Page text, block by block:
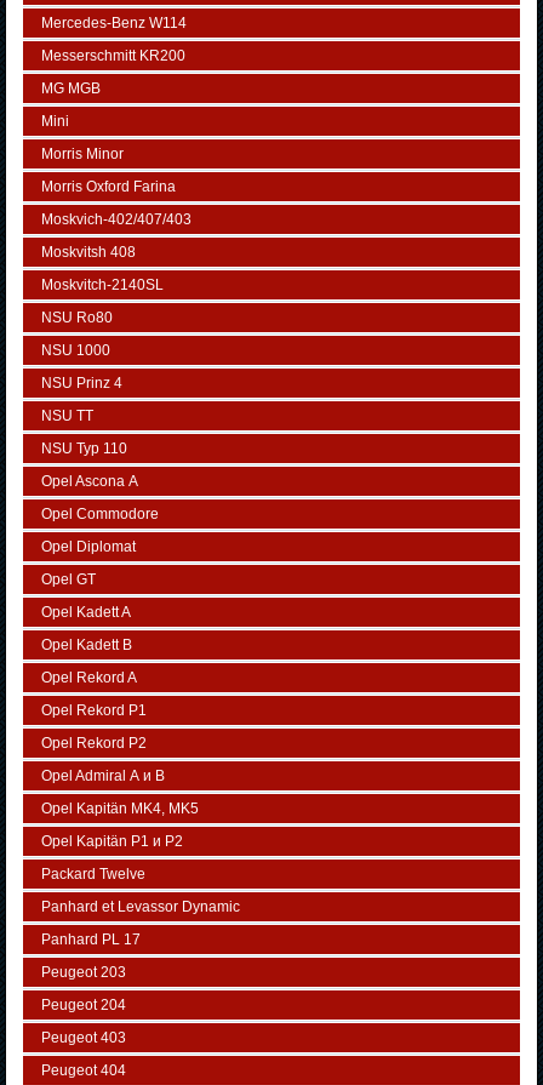
Mercedes-Benz W114
Messerschmitt KR200
MG MGB
Mini
Morris Minor
Morris Oxford Farina
Moskvich-402/407/403
Moskvitsh 408
Moskvitch-2140SL
NSU Ro80
NSU 1000
NSU Prinz 4
NSU TT
NSU Typ 110
Opel Ascona А
Opel Commodore
Opel Diplomat
Opel GT
Opel Kadett A
Opel Kadett B
Opel Rekord A
Opel Rekord P1
Opel Rekord P2
Opel Admiral А и В
Opel Kapitän MK4, MK5
Opel Kapitän P1 и P2
Packard Twelve
Panhard et Levassor Dynamic
Panhard PL 17
Peugeot 203
Peugeot 204
Peugeot 403
Peugeot 404